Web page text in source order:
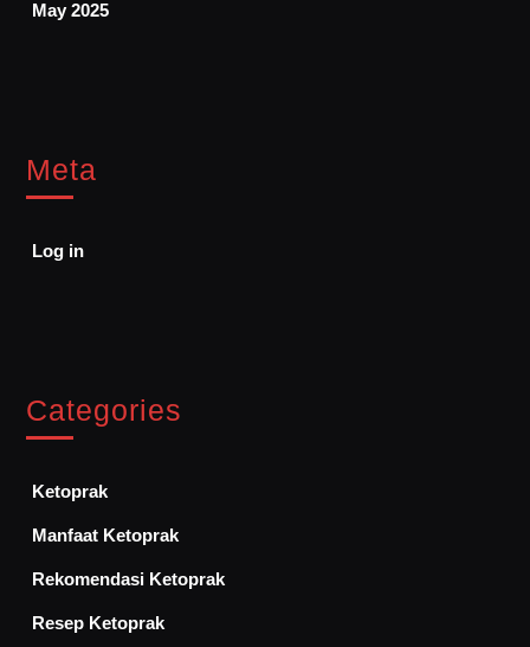
May 2025
Meta
Log in
Categories
Ketoprak
Manfaat Ketoprak
Rekomendasi Ketoprak
Resep Ketoprak